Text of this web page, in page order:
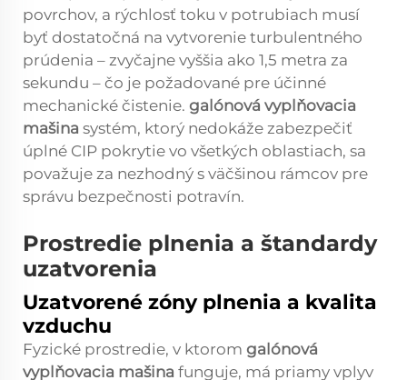
povrchov, a rýchlosť toku v potrubiach musí
byť dostatočná na vytvorenie turbulentného
prúdenia – zvyčajne vyššia ako 1,5 metra za
sekundu – čo je požadované pre účinné
mechanické čistenie. galónová vyplňovacia
mašina systém, ktorý nedokáže zabezpečiť
úplné CIP pokrytie vo všetkých oblastiach, sa
považuje za nezhodný s väčšinou rámcov pre
správu bezpečnosti potravín.
Prostredie plnenia a štandardy
uzatvorenia
Uzatvorené zóny plnenia a kvalita
vzduchu
Fyzické prostredie, v ktorom galónová
vyplňovacia mašina funguje, má priamy vplyv